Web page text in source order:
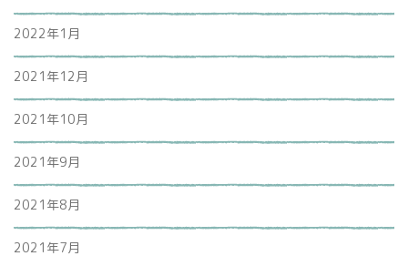
2022年1月
2021年12月
2021年10月
2021年9月
2021年8月
2021年7月